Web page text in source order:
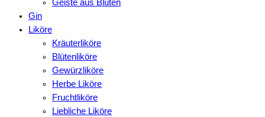
Geiste aus Blüten
Gin
Liköre
Kräuterliköre
Blütenliköre
Gewürzliköre
Herbe Liköre
Fruchtliköre
Liebliche Liköre